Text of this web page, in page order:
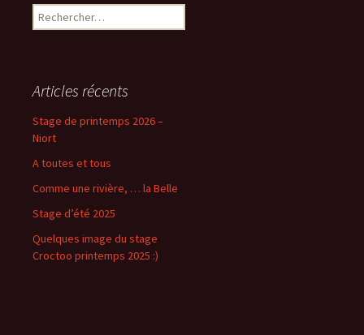
Rechercher :
Articles récents
Stage de printemps 2026 –
Niort
A toutes et tous
Comme une rivière, … la Belle
Stage d’été 2025
Quelques image du stage
Croctoo printemps 2025 :)